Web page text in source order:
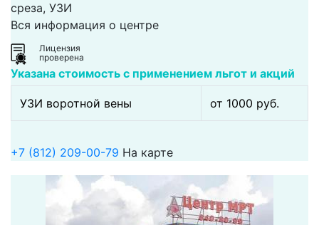
среза, УЗИ
Вся информация о центре
Лицензия
проверена
Указана стоимость с применением льгот и акций
УЗИ воротной вены от 1000 pуб.
+7 (812) 209-00-79 На карте